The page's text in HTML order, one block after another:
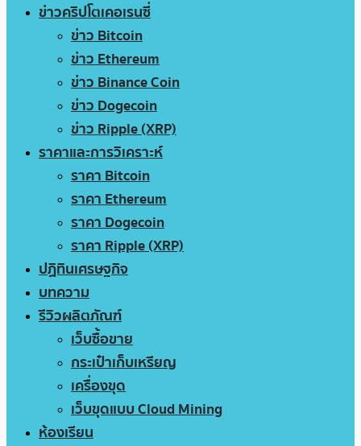
ข่าวคริปโตเคอเรนซี่
ข่าว Bitcoin
ข่าว Ethereum
ข่าว Binance Coin
ข่าว Dogecoin
ข่าว Ripple (XRP)
ราคาและการวิเคราะห์
ราคา Bitcoin
ราคา Ethereum
ราคา Dogecoin
ราคา Ripple (XRP)
ปฏิทินเศรษฐกิจ
บทความ
รีวิวผลิตภัณฑ์
เว็บซื้อขาย
กระเป๋าเก็บเหรียญ
เครื่องขุด
เว็บขุดแบบ Cloud Mining
ห้องเรียน